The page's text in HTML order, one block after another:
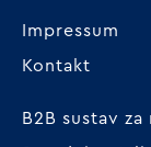
Impressum
Kontakt
B2B sustav